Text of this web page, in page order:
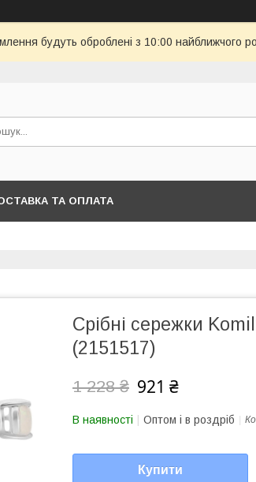
будуть оброблені з 10:00 найближчого
ТА ОПЛАТА
Срібні сережки
(2151517)
1 228 ₴ 921 ₴
В наявності Оптом і в роздріб
Купити